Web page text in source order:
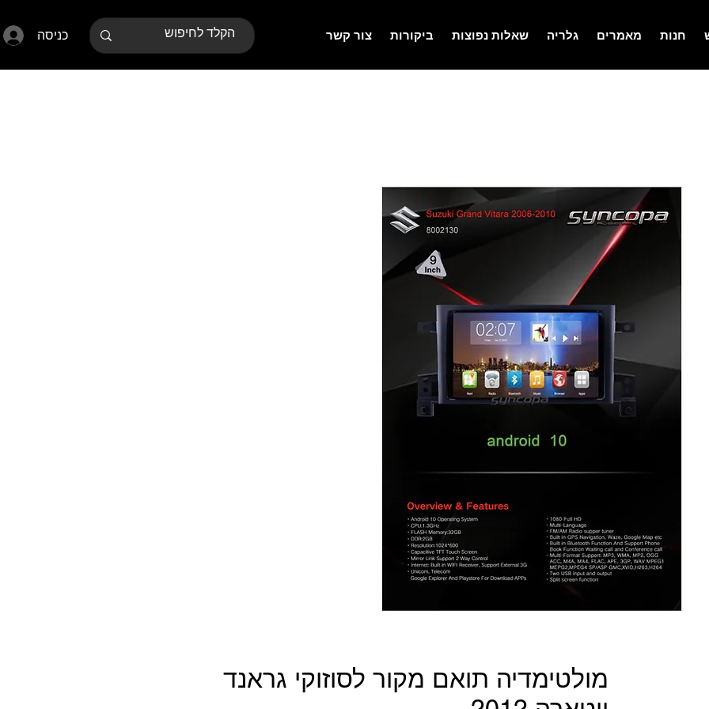
כניסה צור קשר ביקורות שאלות נפוצות גלריה מאמרים חנות
מולטימדיה תואם מקור לסוזוקי גראנד